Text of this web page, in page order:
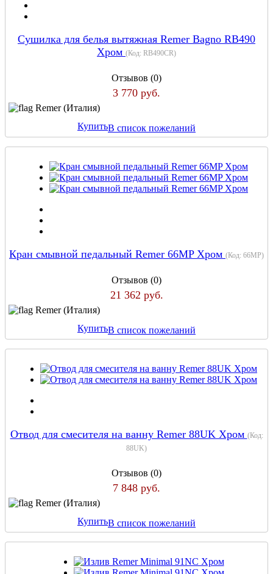
Сушилка для белья вытяжная Remer Bagno RB490
Хром (Код: RB490CR)
Отзывов (0)
3 770 руб.
Remer (Италия)
КупитьВ список пожеланий
Кран смывной педальный Remer 66MP Хром (Код: 66MP)
Отзывов (0)
21 362 руб.
Remer (Италия)
КупитьВ список пожеланий
Отвод для смесителя на ванну Remer 88UK Хром (Код:
88UK)
Отзывов (0)
7 848 руб.
Remer (Италия)
КупитьВ список пожеланий